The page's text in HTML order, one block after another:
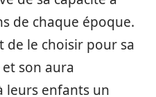
de chaque époque.
de le choisir pour sa
son aura
leurs enfants un